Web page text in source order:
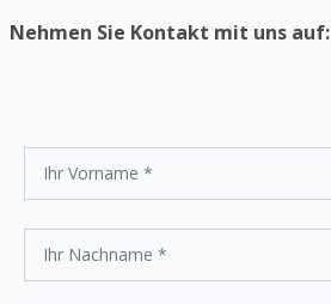
Nehmen Sie Kontakt mit uns auf: